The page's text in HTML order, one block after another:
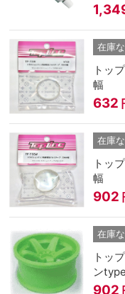
在庫
トッ
幅
632
在庫
トッ
幅
902
在庫
トッ
ン
902